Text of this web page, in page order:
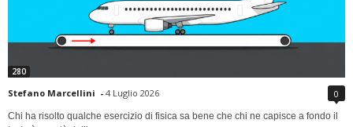
280
Stefano Marcellini - 4 Luglio 2026 0
Chi ha risolto qualche esercizio di fisica sa bene che chi ne capisce a fondo il